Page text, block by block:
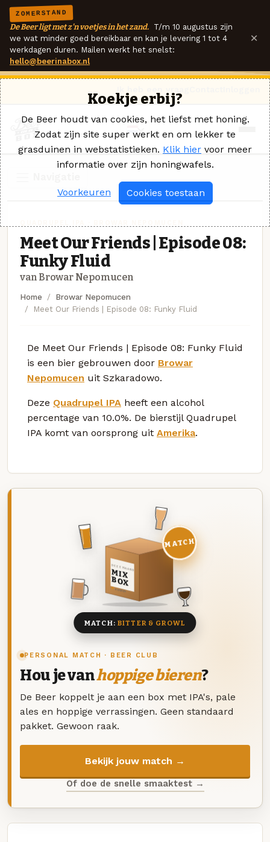
ZOMERSTAND
De Beer ligt met z'n voetjes in het zand. T/m 10 augustus zijn
we wat minder goed bereikbaar en kan je levering 1 tot 4
werkdagen duren. Mailen werkt het snelst:
hello@beerinabox.nl
×
Meet Our Friends | Episode 08:
Funky Fluid
van Browar Nepomucen
Home
Browar Nepomucen
Meet Our Friends | Episode 08: Funky Fluid
De Meet Our Friends | Episode 08: Funky Fluid
is een bier gebrouwen door Browar
Nepomucen uit Szkaradowo.
Deze Quadrupel IPA heeft een alcohol
percentage van 10.0%. De bierstijl Quadrupel
IPA komt van oorsprong uit Amerika.
PERSONAL MATCH · BEER CLUB
Hou je vanhoppige bieren?
De Beer koppelt je aan een box met IPA's, pale
ales en hoppige verrassingen. Geen standaard
pakket. Gewoon raak.
Bekijk jouw match →
Of doe de snelle smaaktest →
DEZE MAAND
MIX
BOX
8 BIEREN
MATCH
MATCH: BITTER & GROWL
Koekje erbij?
De Beer houdt van cookies, het liefst met honing.
Zodat zijn site super werkt en om lekker te
grasduinen in webstatistieken. Klik hier voor meer
informatie over zijn honingwafels.
Voorkeuren Cookies toestaan